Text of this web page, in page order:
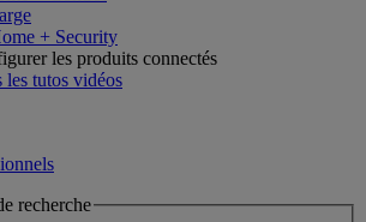
+ Security
les produits connectés
les tutos vidéos
recherche